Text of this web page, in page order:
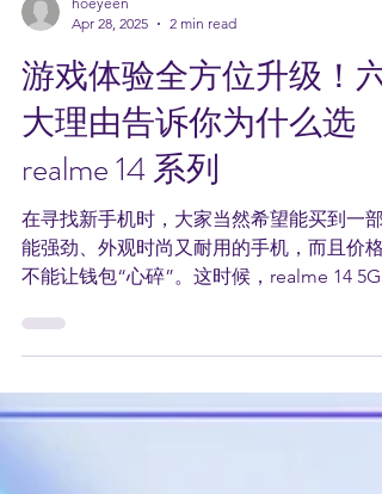
Apr 28, 2025
2 min read
游戏体验全方位升级！六
大理由告诉你为什么选
realme 14 系列
在寻找新手机时，大家当然希望能买到一部
不能让钱包“心碎”。这时候，realme 14 5G
就登场了！不仅性能全面，更以亲民的价格
负载游戏，都轻松应对！ 理由一：全球首发